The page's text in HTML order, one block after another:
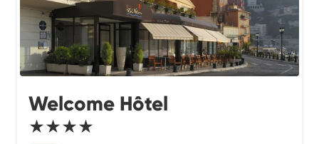
Welcome Hôtel
★★★★